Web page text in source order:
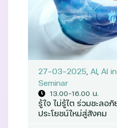
27-03-2025, AI, AI
Seminar
13.00-16.00 น.
รู้ใจ ไม่รู้ไต ร่วมชะลอ
ประโยชน์ใหม่สู่สังคม